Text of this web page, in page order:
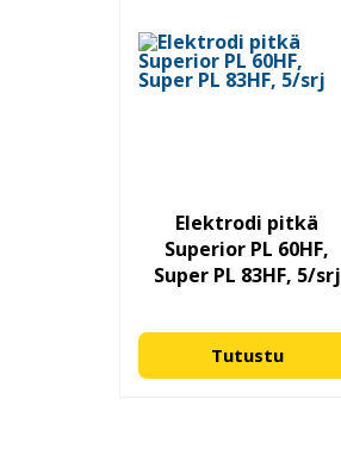
Elektrodi pitkä
Superior PL 60HF,
Super PL 83HF, 5/srj
Tutustu